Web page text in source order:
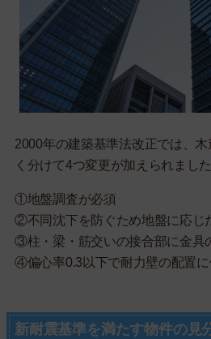
2000年の建築基準法改正では、
く分けて4つ変更が加えられました
①地盤調査が必須
②不同沈下を防ぐため地盤に応じ
③柱・梁・筋交いの接合部に金具
④偏心率0.3以下で耐力壁の配置
新耐震基準を満たす物件の見